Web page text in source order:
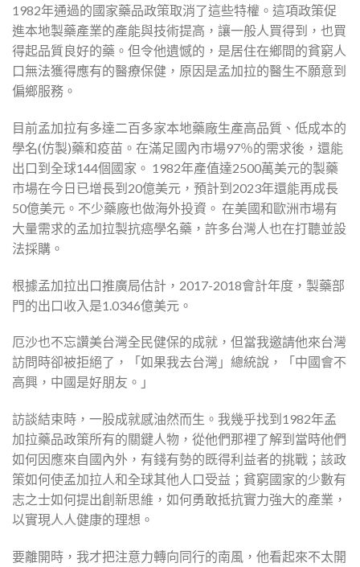
1982年通過的國家藥品政策取消了這些特權。這項政策促
進本地製藥產業的產能與技術提高，讓一般人買得到，也買
得起品質良好的藥。但令他遺憾的，是居住在鄉間的貧窮人
口無法獲得應有的醫療保健，原因是孟加拉的醫生不願意到
偏鄉服務。
目前孟加拉有多達二百多家本地藥廠生產高品質、低成本的
學名(仿製)藥和疫苗。在滿足國內市場97％的需求後，還能
出口到全球144個國家。 1982年產值達2500萬美元的製藥
市場在今日已增長到20億美元，預計到2023年還能再成長
50億美元。不少藥廠也做海外投資。 在美國和歐洲市場有
大量需求的孟加拉製抗癌學名藥，許多台灣人也在打聽並設
法採購。
根據孟加拉出口推廣局估計，2017-2018會計年度，製藥部
門的出口收入是1.0346億美元。
厄沙也不忘讚美台灣全民健保的成就，但當我邀請他來台灣
訪問時卻被拒絕了，「如果我去台灣」總統說，「中國會不
高興，中國是好朋友。」
訪談結束時，一股成就感油然而生。我幾乎找到1982年孟
加拉藥品政策所有的關鍵人物，從他們那裡了解到當時他們
如何因應來自國內外，有錢有勢的既得利益者的挑戰；該政
策如何使孟加拉人和全球其他人口受益；貧窮國家的少數有
志之士如何提出創新思維，如何勇敢抵抗實力強大的產業，
以實現人人健康的理想。
要離開時，我才把注意力轉向同行的南風，他看起來不太開